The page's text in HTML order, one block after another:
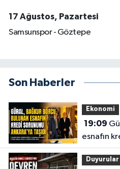
17 Ağustos, Pazartesi
Samsunspor - Göztepe
Son Haberler
Ekonomi
19:09
esnafın
taşıdı
Duyurular